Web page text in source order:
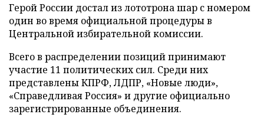
Герой России достал из лототрона шар с номером
один во время официальной процедуры в
Центральной избирательной комиссии.
Всего в распределении позиций принимают
участие 11 политических сил. Среди них
представлены КПРФ, ЛДПР, «Новые люди»,
«Справедливая Россия» и другие официально
зарегистрированные объединения.